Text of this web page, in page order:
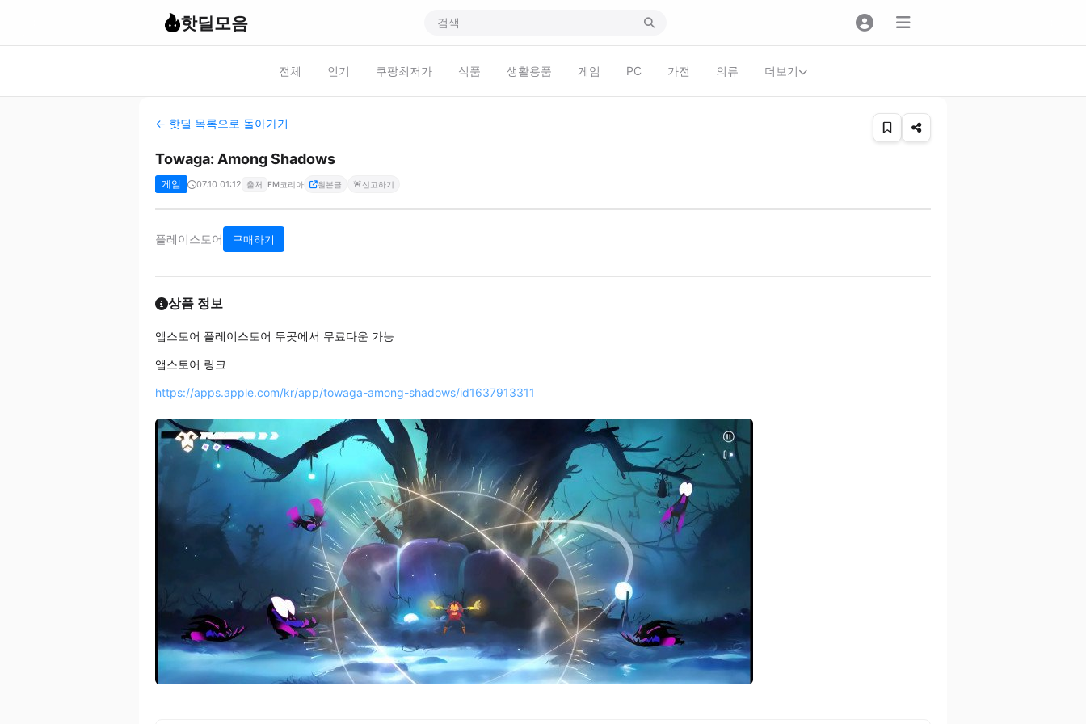
핫딜모음
전체 인기 쿠팡최저가 식품 생활용품 게임 PC 가전 의류 더보기
← 핫딜 목록으로 돌아가기
Towaga: Among Shadows
게임 07.10 01:12 출처 FM코리아 원본글 🚨신고하기
플레이스토어 구매하기
상품 정보
앱스토어 플레이스토어 두곳에서 무료다운 가능
앱스토어 링크
https://apps.apple.com/kr/app/towaga-among-shadows/id1637913311